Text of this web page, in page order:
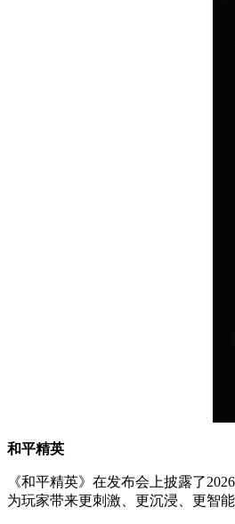
和平精英
《和平精英》在发布会上披露了
为玩家带来更刺激、更沉浸、更智